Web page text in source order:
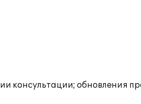
консультации; обновления